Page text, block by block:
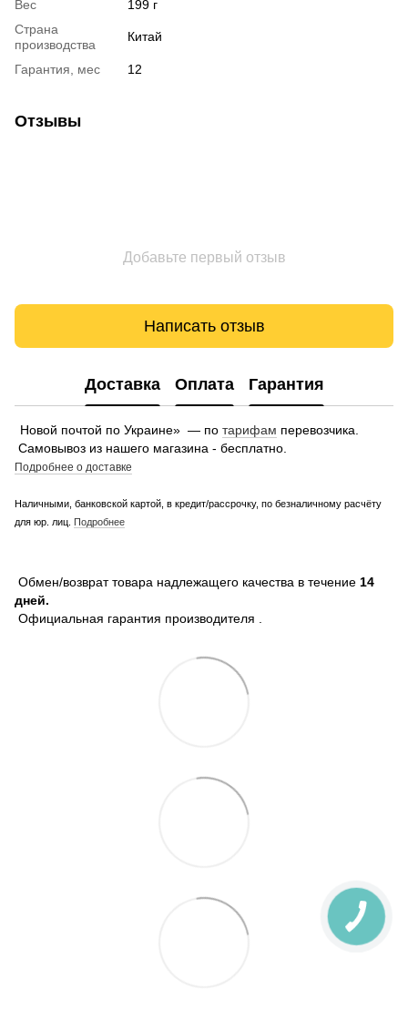
Вес
199 г
Страна
производства
Китай
Гарантия, мес 12
Отзывы
Добавьте первый отзыв
Написать отзыв
Доставка Оплата Гарантия
Новой почтой по Украине» — по тарифам перевозчика.
Самовывоз из нашего магазина - бесплатно.
Подробнее о доставке
Наличными, банковской картой, в кредит/рассрочку, по безналичному расчёту
для юр. лиц. Подробнее
Обмен/возврат товара надлежащего качества в течение 14
дней.
Официальная гарантия производителя .